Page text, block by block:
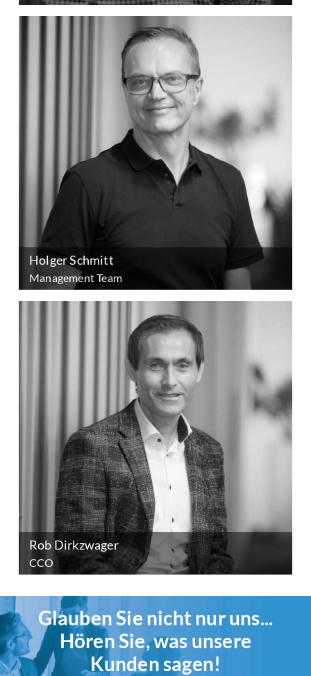
Holger Schmitt
Management Team
Rob Dirkzwager
CCO
Glauben Sie nicht nur uns...
Hören Sie, was unsere
Kunden sagen!